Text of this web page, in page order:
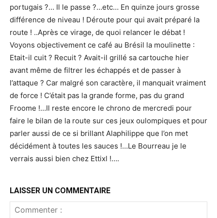
portugais ?… Il le passe ?…etc… En quinze jours grosse
différence de niveau ! Déroute pour qui avait préparé la
route ! ..Après ce virage, de quoi relancer le débat !
Voyons objectivement ce café au Brésil la moulinette :
Etait-il cuit ? Recuit ? Avait-il grillé sa cartouche hier
avant même de filtrer les échappés et de passer à
l’attaque ? Car malgré son caractère, il manquait vraiment
de force ! C’était pas la grande forme, pas du grand
Froome !…Il reste encore le chrono de mercredi pour
faire le bilan de la route sur ces jeux oulompiques et pour
parler aussi de ce si brillant Alaphilippe que l’on met
décidément à toutes les sauces !…Le Bourreau je le
verrais aussi bien chez Ettixl !….
LAISSER UN COMMENTAIRE